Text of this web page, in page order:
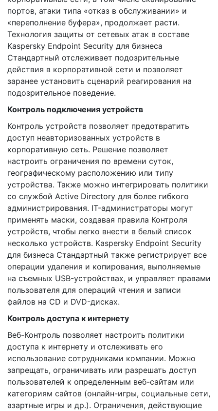
портов, атаки типа «отказ в обслуживании» и
«переполнение буфера», продолжает расти.
Технология защиты от сетевых атак в составе
Kaspersky Endpoint Security для бизнеса
Стандартный отслеживает подозрительные
действия в корпоративной сети и позволяет
заранее установить сценарий реагирования на
подозрительное поведение.
Контроль подключения устройств
Контроль устройств позволяет предотвратить
доступ неавторизованных устройств в
корпоративную сеть. Решение позволяет
настроить ограничения по времени суток,
географическому расположению или типу
устройства. Также можно интегрировать политики
со службой Active Directory для более гибкого
администрирования. IT-администраторы могут
применять маски, создавая правила Контроля
устройств, чтобы легко внести в белый список
несколько устройств. Kaspersky Endpoint Security
для бизнеса Стандартный также регистрирует все
операции удаления и копирования, выполняемые
на съемных USB-устройствах, и управляет правами
пользователя для операций чтения и записи
файлов на CD и DVD-дисках.
Контроль доступа к интернету
Веб-Контроль позволяет настроить политики
доступа к интернету и отслеживать его
использование сотрудниками компании. Можно
запрещать, ограничивать или разрешать доступ
пользователей к определенным веб-сайтам или
категориям сайтов (онлайн-игры, социальные сети,
азартные игры и др.). Ограничения, действующие